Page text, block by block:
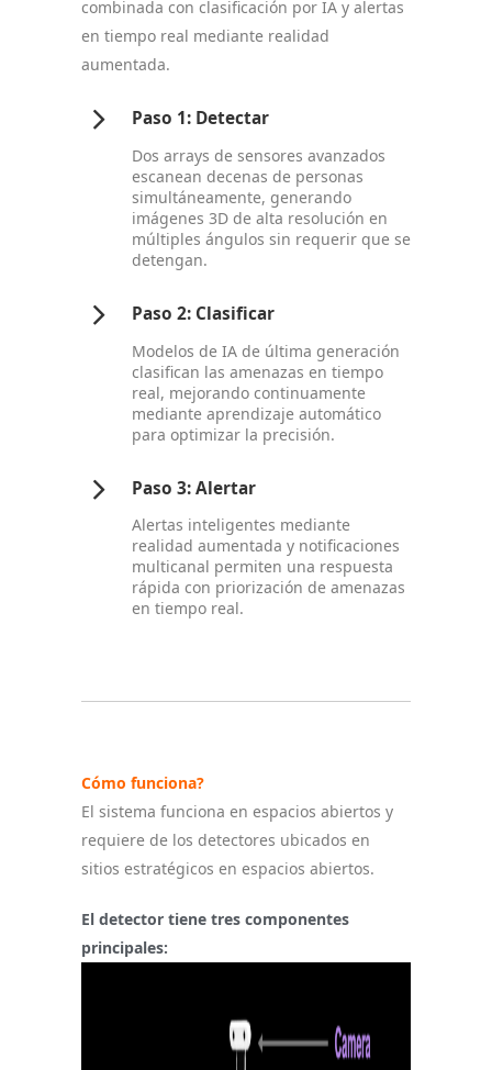
combinada con clasificación por IA y alertas
en tiempo real mediante realidad
aumentada.
Paso 1: Detectar
Dos arrays de sensores avanzados
escanean decenas de personas
simultáneamente, generando
imágenes 3D de alta resolución en
múltiples ángulos sin requerir que se
detengan.
Paso 2: Clasificar
Modelos de IA de última generación
clasifican las amenazas en tiempo
real, mejorando continuamente
mediante aprendizaje automático
para optimizar la precisión.
Paso 3: Alertar
Alertas inteligentes mediante
realidad aumentada y notificaciones
multicanal permiten una respuesta
rápida con priorización de amenazas
en tiempo real.
Cómo funciona?
El sistema funciona en espacios abiertos y
requiere de los detectores ubicados en
sitios estratégicos en espacios abiertos.
El detector tiene tres componentes
principales: